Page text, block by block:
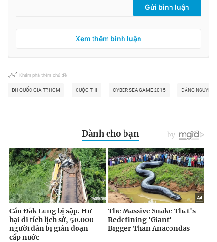
Gửi bình luận
Xem thêm bình luận
Khám phá thêm chủ đề
ĐH QUỐC GIA TP.HCM CUỘC THI CYBER SEA GAME 2015 ĐĂNG NGUYÊN